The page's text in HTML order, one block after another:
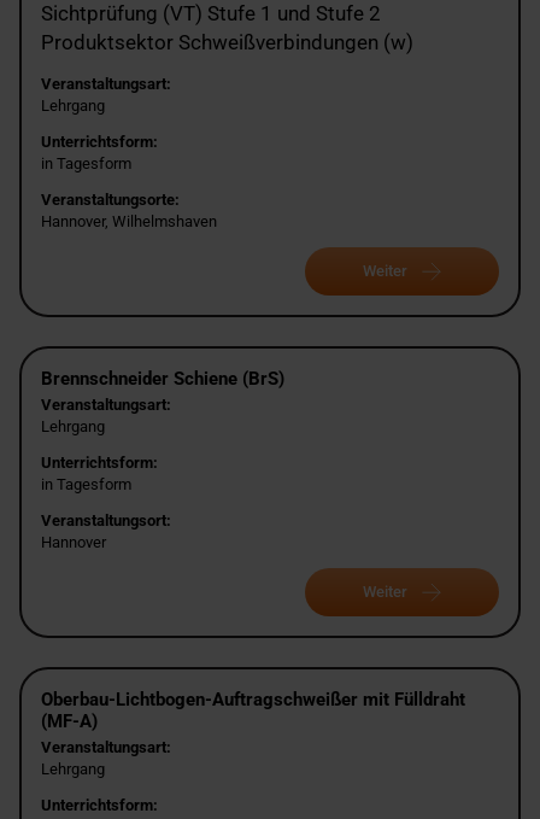
Sichtprüfung (VT) Stufe 1 und Stufe 2
Produktsektor Schweißverbindungen (w)
Veranstaltungsart:
Lehrgang
Unterrichtsform:
in Tagesform
Veranstaltungsorte:
Hannover, Wilhelmshaven
Weiter
Brennschneider Schiene (BrS)
Veranstaltungsart:
Lehrgang
Unterrichtsform:
in Tagesform
Veranstaltungsort:
Hannover
Weiter
Oberbau-Lichtbogen-Auftragschweißer mit Fülldraht
(MF-A)
Veranstaltungsart:
Lehrgang
Unterrichtsform: